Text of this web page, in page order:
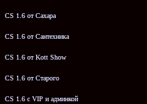
CS 1.6 от Сахара
CS 1.6 от Сантехника
CS 1.6 от Kott Show
CS 1.6 от Старого
CS 1.6 с VIP и админкой